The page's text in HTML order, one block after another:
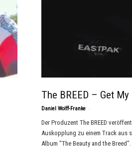
The BREED – Get My
Daniel Wolff-Franke -
Der Produzent The BREED
Auskopplung zu einem Track aus
Album "The Beauty and the